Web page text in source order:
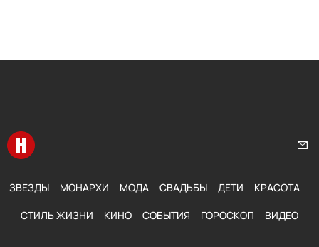
Перейти на главную
ЗВЕЗДЫ МОНАРХИ МОДА СВАДЬБЫ ДЕТИ КРАСОТА
СТИЛЬ ЖИЗНИ КИНО СОБЫТИЯ ГОРОСКОП ВИДЕО